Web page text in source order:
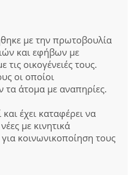
με την πρωτοβουλία
και εφήβων με
οικογένειές τους.
οι οποίοι
τα άτομα με αναπηρίες.
έχει καταφέρει να
με κινητικά
κοινωνικοποίηση τους